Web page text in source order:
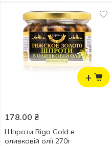
+
178.00 ₴
Шпроти Riga Gold в
оливковій олії 270г